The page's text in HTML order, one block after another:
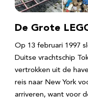
De Grote
Op 13 februari 1997
Duitse vrachtschip
vertrokken uit de
reis naar New York
arriveren, want voor